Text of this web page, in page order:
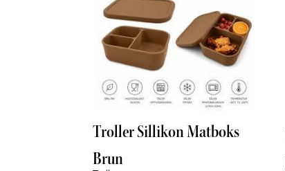
Troller Sillikon Matboks
Brun